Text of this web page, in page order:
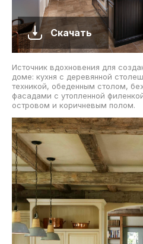
Скачать
Источник вдохновения для
доме: кухня с деревянной
техникой, обеденным столом,
фасадами с утопленной
островом и коричневым полом.